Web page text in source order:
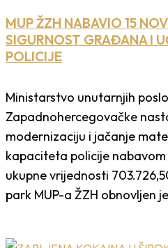
MUP ŽZH NABAVIO 15
SIGURNOST GRAĐANA I
POLICIJE
Ministarstvo unutarnjih
Zapadnohercegovačke
modernizaciju i jačanje
kapaciteta policije nabavom
ukupne vrijednosti
park MUP-a ŽZH obnovljen